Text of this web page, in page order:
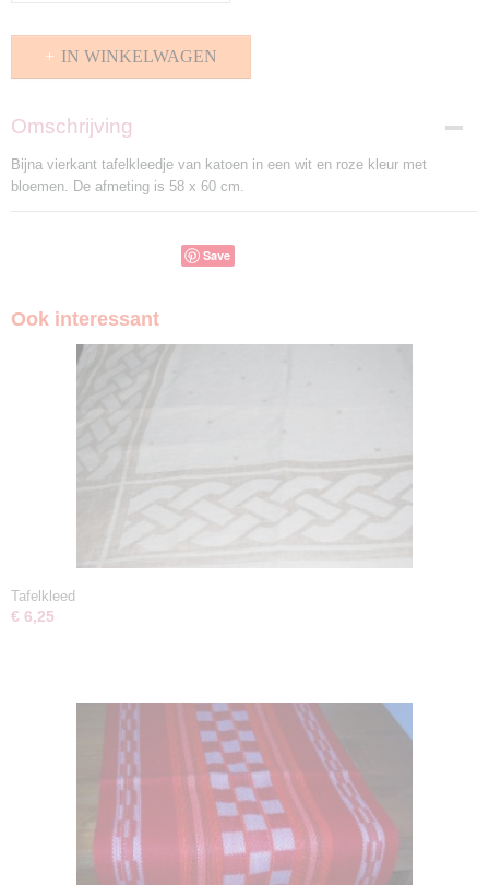
IN WINKELWAGEN
Omschrijving
Bijna vierkant tafelkleedje van katoen in een wit en roze kleur met
bloemen. De afmeting is 58 x 60 cm.
Save
Ook interessant
Tafelkleed
€ 6,25